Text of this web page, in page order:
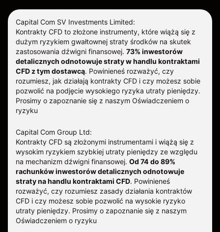
Capital Com SV Investments Limited:
Kontrakty CFD to złożone instrumenty, które wiążą się z
dużym ryzykiem gwałtownej straty środków na skutek
zastosowania dźwigni finansowej. 73% inwestorów
detalicznych odnotowuje straty w handlu kontraktami
CFD z tym dostawcą. Powinieneś rozważyć, czy
rozumiesz, jak działają kontrakty CFD i czy możesz sobie
pozwolić na podjęcie wysokiego ryzyka utraty pieniędzy.
Prosimy o zapoznanie się z naszym Oświadczeniem o
ryzyku
Capital Com Group Ltd:
Kontrakty CFD są złożonymi instrumentami i wiążą się z
wysokim ryzykiem szybkiej utraty pieniędzy ze względu
na mechanizm dźwigni finansowej. Od 74 do 89%
rachunków inwestorów detalicznych odnotowuje
straty na handlu kontraktami CFD. Powinieneś
rozważyć, czy rozumiesz zasady działania kontraktów
CFD i czy możesz sobie pozwolić na wysokie ryzyko
utraty pieniędzy. Prosimy o zapoznanie się z naszym
Oświadczeniem o ryzyku